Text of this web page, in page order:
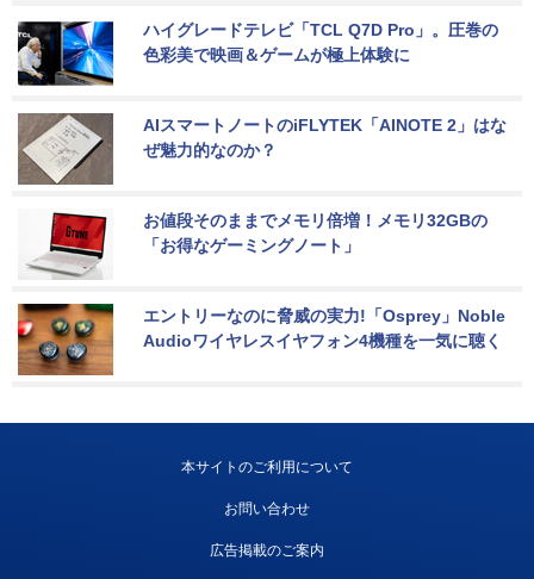
ハイグレードテレビ「TCL Q7D Pro」。圧巻の
色彩美で映画＆ゲームが極上体験に
AIスマートノートのiFLYTEK「AINOTE 2」はな
ぜ魅力的なのか？
お値段そのままでメモリ倍増！メモリ32GBの
「お得なゲーミングノート」
エントリーなのに脅威の実力!「Osprey」Noble
Audioワイヤレスイヤフォン4機種を一気に聴く
本サイトのご利用について
お問い合わせ
広告掲載のご案内